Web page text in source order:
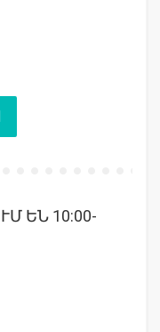
ԵՆ 10:00-